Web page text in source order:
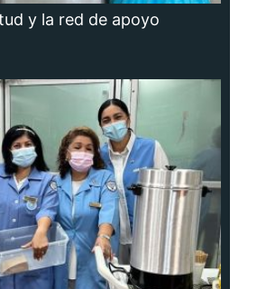
y la red de apoyo